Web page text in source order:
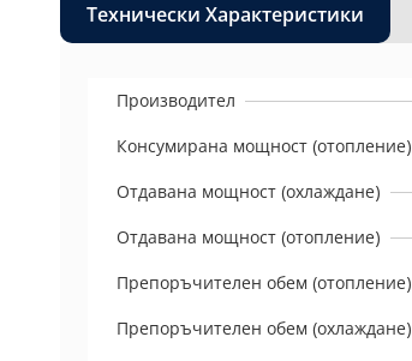
Технически Характеристики
Производител
Консумирана мощност (отопление)
Отдавана мощност (охлаждане)
Отдавана мощност (отопление)
Препоръчителен обем (отопление)
Препоръчителен обем (охлаждане)